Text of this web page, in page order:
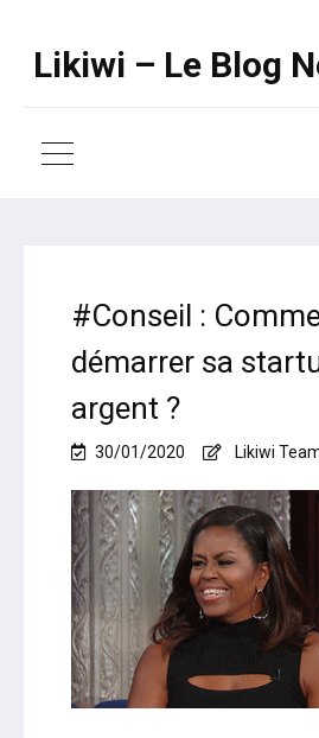
Likiwi – Le Blog
#Conseil :
démarrer sa
argent ?
30/01/2020 Likiwi